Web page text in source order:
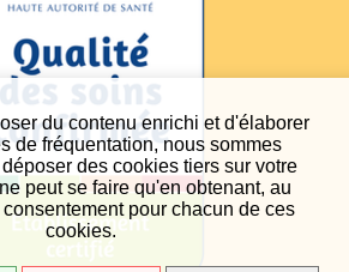
du contenu enrichi et d'élaborer
de fréquentation, nous sommes
des cookies tiers sur votre
peut se faire qu'en obtenant, au
pour chacun de ces
cookies.